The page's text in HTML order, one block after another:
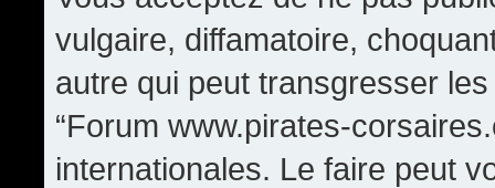
vulgaire, diffamatoire,
autre qui peut transgresser
“Forum www.pirates-
internationales. Le faire peut